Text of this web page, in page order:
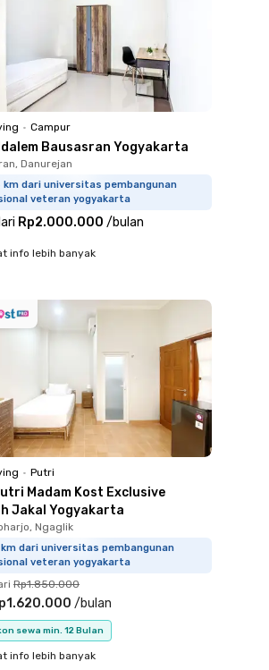
• Campur
Bausasran Yogyakarta
Danurejan
km dari universitas pembangunan
veteran yogyakarta
Rp2.000.000 /bulan
info lebih banyak
• Putri
Madam Kost Exclusive
Jakal Yogyakarta
Ngaglik
km dari universitas pembangunan
veteran yogyakarta
Rp1.850.000
/bulan
sewa min. 12 Bulan
info lebih banyak